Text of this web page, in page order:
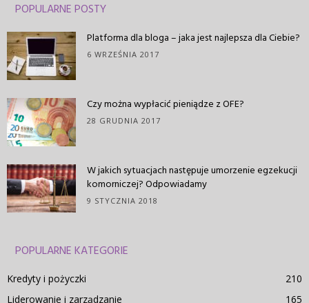
POPULARNE POSTY
Platforma dla bloga – jaka jest najlepsza dla Ciebie?
6 WRZEŚNIA 2017
Czy można wypłacić pieniądze z OFE?
28 GRUDNIA 2017
W jakich sytuacjach następuje umorzenie egzekucji
komorniczej? Odpowiadamy
9 STYCZNIA 2018
POPULARNE KATEGORIE
Kredyty i pożyczki
210
Liderowanie i zarządzanie
165